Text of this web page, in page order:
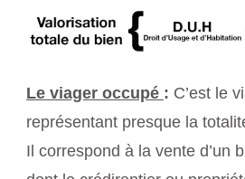
Le viager occupé : C’est le
représentant presque la
Il correspond à la vente d’un